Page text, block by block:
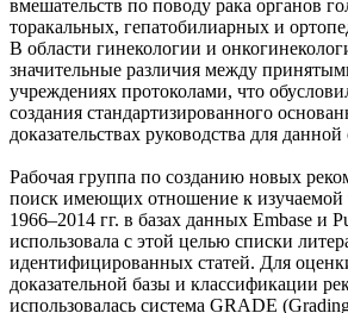
вмешательств по поводу рака органов
торакальных, гепатобилиарных и
В области гинекологии и
значительные различия между
учреждениях протоколами, что
создания стандартизированного
доказательствах руководства для
Рабочая группа по созданию новых
поиск имеющих отношение к изучаемой
1966–2014 гг. в базах данных Embase и
использовала с этой целью списки
идентифицированных статей. Для
доказательной базы и классификации
использовалась система GRADE